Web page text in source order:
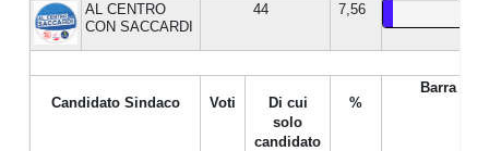
AL CENTRO
CON SACCARDI
44 7,56
Candidato Sindaco Voti
Di cui
solo
candidato
%
Barra %